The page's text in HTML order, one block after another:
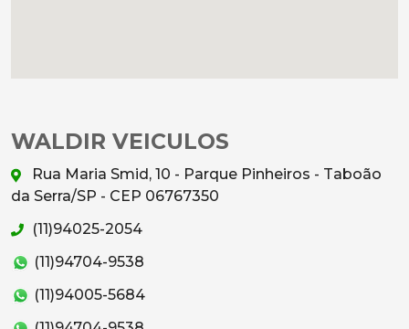
WALDIR VEICULOS
Rua Maria Smid, 10 - Parque Pinheiros - Taboão
da Serra/SP - CEP 06767350
(11)94025-2054
(11)94704-9538
(11)94005-5684